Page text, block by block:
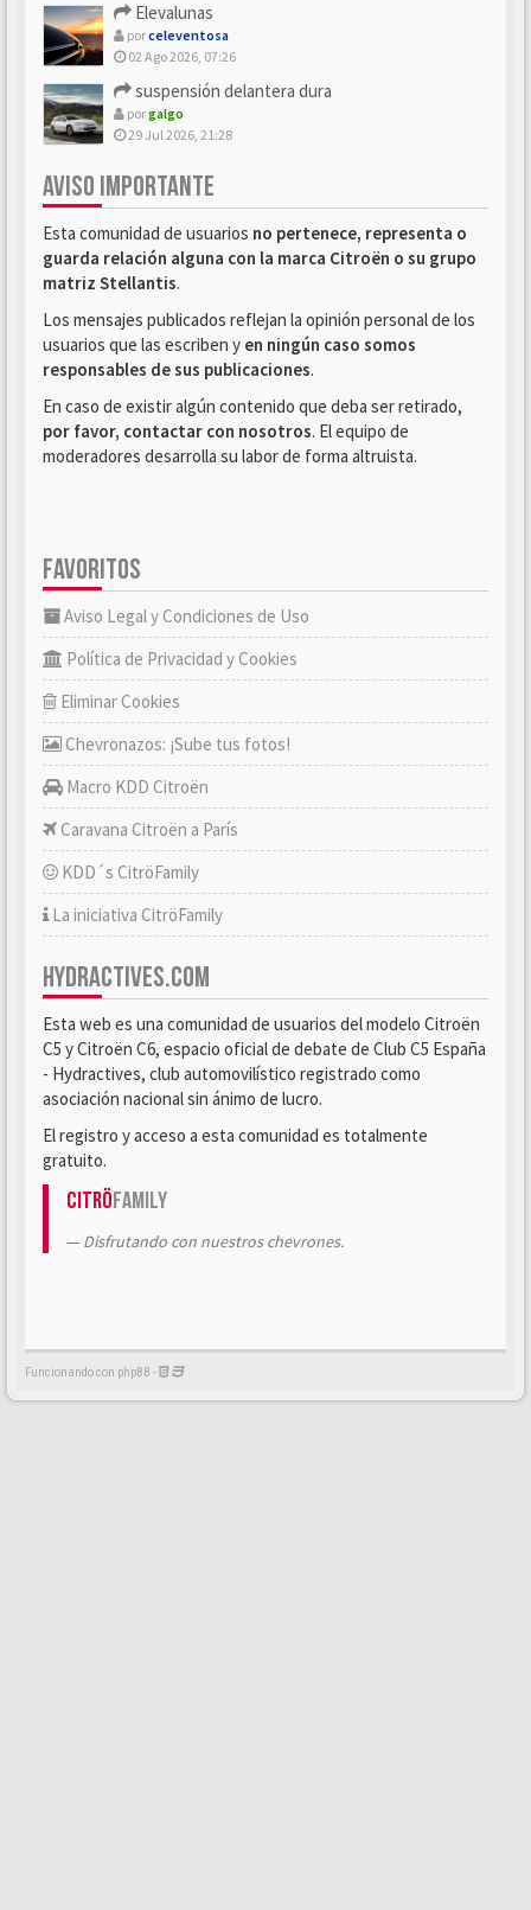
Elevalunas
porceleventosa
02 Ago 2026, 07:26
suspensión delantera dura
porgalgo
29 Jul 2026, 21:28
AVISO IMPORTANTE
Esta comunidad de usuarios no pertenece, representa o
guarda relación alguna con la marca Citroën o su grupo
matriz Stellantis.
Los mensajes publicados reflejan la opinión personal de los
usuarios que las escriben y en ningún caso somos
responsables de sus publicaciones.
En caso de existir algún contenido que deba ser retirado,
por favor, contactar con nosotros. El equipo de
moderadores desarrolla su labor de forma altruista.
FAVORITOS
Aviso Legal y Condiciones de Uso
Política de Privacidad y Cookies
Eliminar Cookies
Chevronazos: ¡Sube tus fotos!
Macro KDD Citroën
Caravana Citroën a París
KDD´s CitröFamily
La iniciativa CitröFamily
HYDRACTIVES.COM
Esta web es una comunidad de usuarios del modelo Citroën
C5 y Citroën C6, espacio oficial de debate de Club C5 España
- Hydractives, club automovilístico registrado como
asociación nacional sin ánimo de lucro.
El registro y acceso a esta comunidad es totalmente
gratuito.
CitröFamily
Disfrutando con nuestros chevrones.
Funcionando con phpBB -